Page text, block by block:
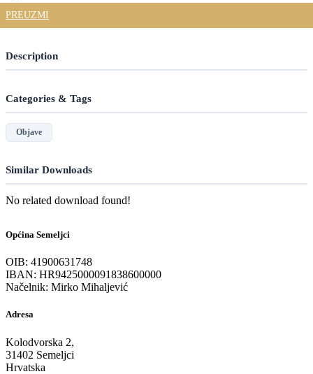
PREUZMI
Description
Categories & Tags
Objave
Similar Downloads
No related download found!
Općina Semeljci
OIB: 41900631748
IBAN: HR9425000091838600000
Načelnik: Mirko Mihaljević
Adresa
Kolodvorska 2,
31402 Semeljci
Hrvatska